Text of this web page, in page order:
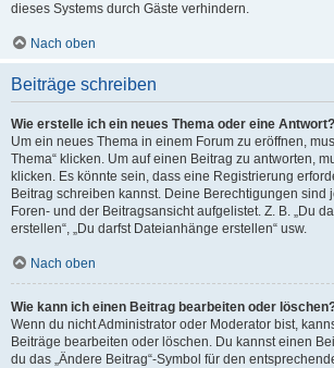
dieses Systems durch Gäste verhindern.
Nach oben
Beiträge schreiben
Wie erstelle ich ein neues Thema oder eine Antwort?
Um ein neues Thema in einem Forum zu eröffnen,
Thema“ klicken. Um auf einen Beitrag zu antworten,
klicken. Es könnte sein, dass eine Registrierung
Beitrag schreiben kannst. Deine Berechtigungen sind
Foren- und der Beitragsansicht aufgelistet. Z. B. „Du
erstellen“, „Du darfst Dateianhänge erstellen“ usw.
Nach oben
Wie kann ich einen Beitrag bearbeiten oder
Wenn du nicht Administrator oder Moderator bist,
Beiträge bearbeiten oder löschen. Du kannst einen
du das „Ändere Beitrag“-Symbol für den